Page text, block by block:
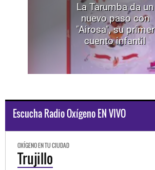
La Tarumba da un
nuevo paso con
"Airosa", su primer
cuento infantil
Escucha Radio Oxígeno EN VIVO
OXÍGENO EN TU CIUDAD
Trujillo